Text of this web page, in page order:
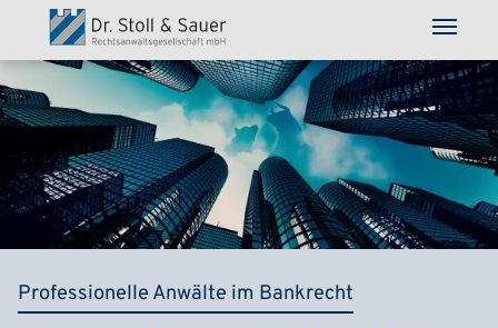
Direkt zum Inhalt
Professionelle Anwälte im Bankrecht